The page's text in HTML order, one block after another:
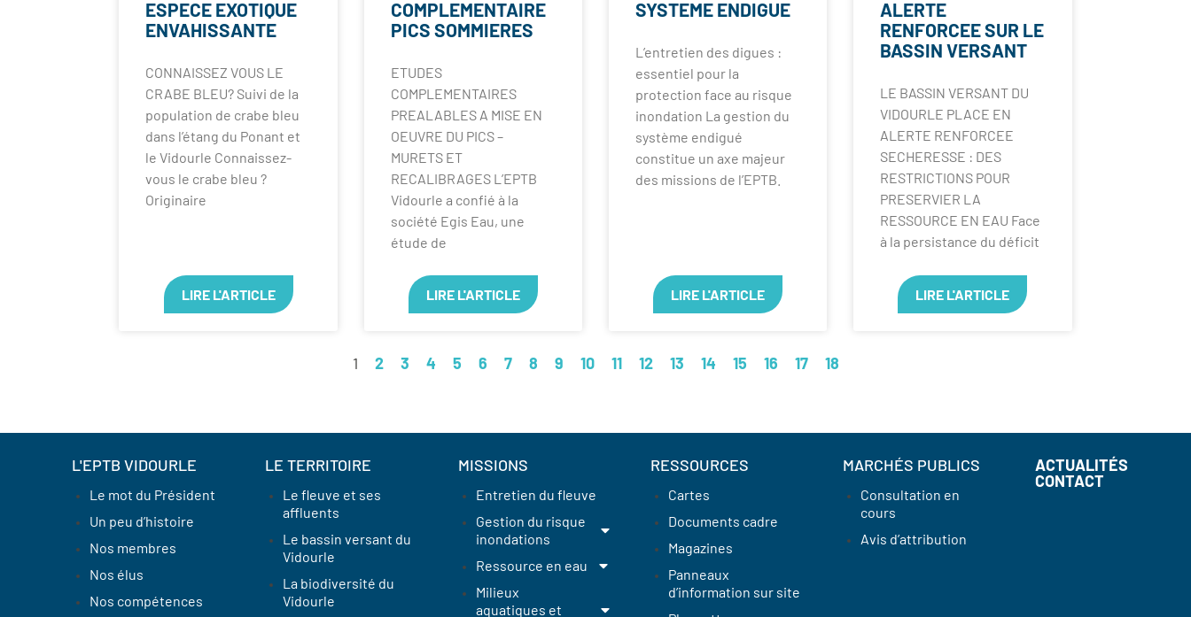
ESPECE EXOTIQUE
ENVAHISSANTE
CONNAISSEZ VOUS LE
CRABE BLEU? Suivi de la
population de crabe bleu
dans l’étang du Ponant et
le Vidourle Connaissez-
vous le crabe bleu ?
Originaire
LIRE L'ARTICLE
COMPLEMENTAIRE
PICS SOMMIERES
ETUDES
COMPLEMENTAIRES
PREALABLES A MISE EN
OEUVRE DU PICS –
MURETS ET
RECALIBRAGES L’EPTB
Vidourle a confié à la
société Egis Eau, une
étude de
LIRE L'ARTICLE
SYSTEME ENDIGUE
L’entretien des digues :
essentiel pour la
protection face au risque
inondation La gestion du
système endigué
constitue un axe majeur
des missions de l’EPTB.
LIRE L'ARTICLE
ALERTE
RENFORCEE SUR LE
BASSIN VERSANT
LE BASSIN VERSANT DU
VIDOURLE PLACE EN
ALERTE RENFORCEE
SECHERESSE : DES
RESTRICTIONS POUR
PRESERVIER LA
RESSOURCE EN EAU Face
à la persistance du déficit
LIRE L'ARTICLE
1 2 3 4 5 6 7 8 9 10 11 12 13 14 15 16 17 18
L'EPTB VIDOURLE
Le mot du Président
Un peu d’histoire
Nos membres
Nos élus
Nos compétences
LE TERRITOIRE
Le fleuve et ses
affluents
Le bassin versant du
Vidourle
La biodiversité du
Vidourle
MISSIONS
Entretien du fleuve
Gestion du risque
inondations
Ressource en eau
Milieux
aquatiques et
RESSOURCES
Cartes
Documents cadre
Magazines
Panneaux
d’information sur site
MARCHÉS PUBLICS
Consultation en
cours
Avis d’attribution
ACTUALITÉS
CONTACT